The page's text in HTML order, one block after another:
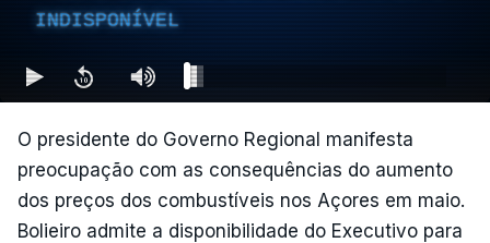
INDISPONÍVEL
O presidente do Governo Regional manifesta
preocupação com as consequências do aumento
dos preços dos combustíveis nos Açores em maio.
Bolieiro admite a disponibilidade do Executivo para